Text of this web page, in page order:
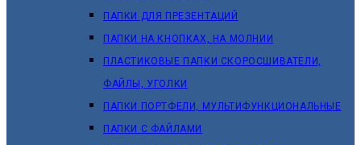
ПАПКИ ДЛЯ ПРЕЗЕНТАЦИЙ
ПАПКИ НА КНОПКАХ, НА МОЛНИИ
ПЛАСТИКОВЫЕ ПАПКИ СКОРОСШИВАТЕЛИ,
ФАЙЛЫ, УГОЛКИ
ПАПКИ ПОРТФЕЛИ, МУЛЬТИФУНКЦИОНАЛЬНЫЕ
ПАПКИ С ФАЙЛАМИ